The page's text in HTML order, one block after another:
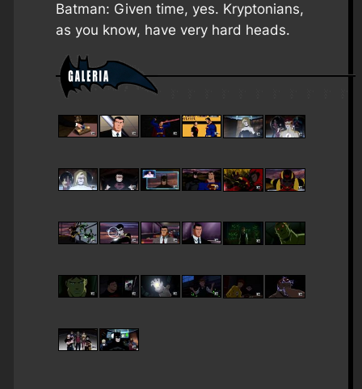
Batman: Given time, yes. Kryptonians,
as you know, have very hard heads.